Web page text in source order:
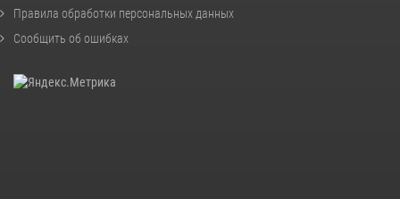
Правила обработки персональных данных
Сообщить об ошибках